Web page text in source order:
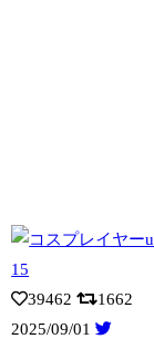
39462
1662
2025/09/01